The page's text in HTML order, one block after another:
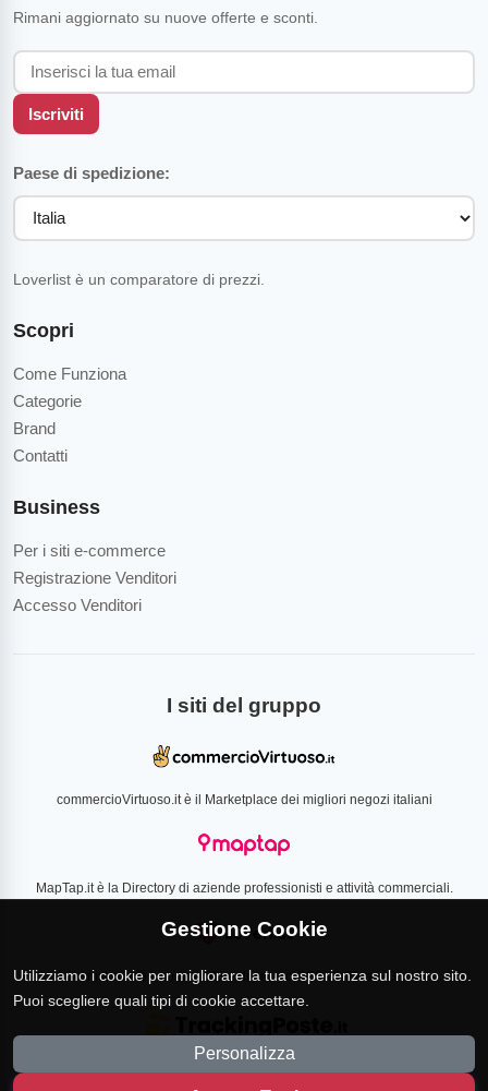
Scopri
Come Funziona
Categorie
Brand
Contatti
Business
Per i siti e-commerce
Registrazione Venditori
Accesso Venditori
Rimani aggiornato su nuove offerte e sconti.
Iscriviti
Paese di spedizione:
Loverlist è un comparatore di prezzi.
I siti del gruppo
commercioVirtuoso.it è il Marketplace dei migliori negozi italiani
MapTap.it è la Directory di aziende professionisti e attività commerciali.
Loverlist.com è il comparatore di prezzo CSS certificato Google
TrackingPoste.it è il sito per tracciare qualsiasi spedizione
Gestione Cookie
Utilizziamo i cookie per migliorare la tua esperienza sul nostro sito.
Puoi scegliere quali tipi di cookie accettare.
Personalizza